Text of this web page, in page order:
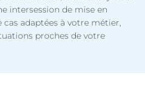
intersession de mise en
adaptées à votre métier,
proches de votre